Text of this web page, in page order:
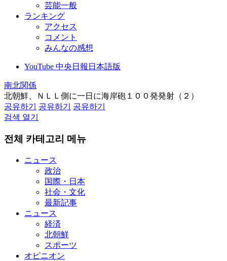
芸能一般
ランキング
アクセス
コメント
みんなの感想
YouTube 中央日報日本語版
南北関係
北朝鮮、ＮＬＬ側に一日に海岸砲１００発発射（２）
공유하기
공유하기
공유하기
검색 열기
전체 카테고리 메뉴
ニュース
政治
国際・日本
社会・文化
最新記事
ニュース
経済
北朝鮮
スポーツ
オピニオン